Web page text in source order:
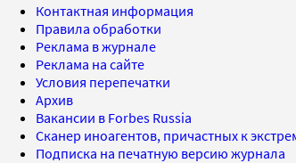
Контактная информация
Правила обработки
Реклама в журнале
Реклама на сайте
Условия перепечатки
Архив
Вакансии в Forbes Russia
Сканер иноагентов, причастных к
Подписка на печатную версию журнала